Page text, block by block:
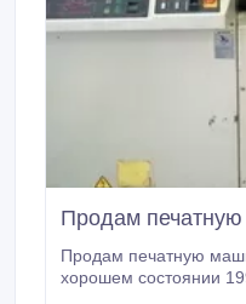
Продам
Продам печатную машину
хорошем состоянии